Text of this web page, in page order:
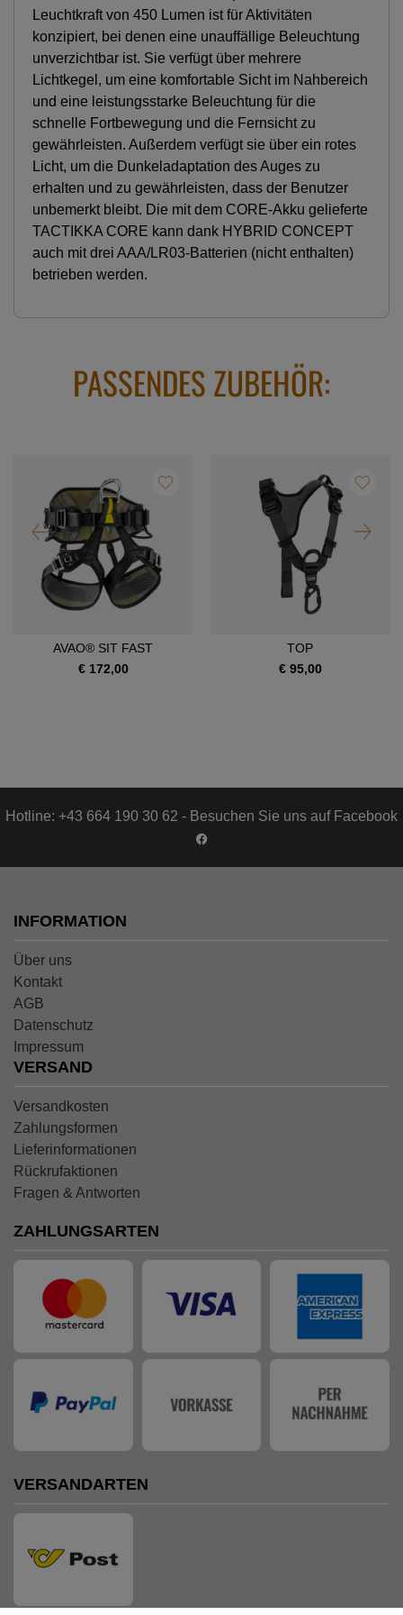
Leuchtkraft von 450 Lumen ist für Aktivitäten
konzipiert, bei denen eine unauffällige Beleuchtung
unverzichtbar ist. Sie verfügt über mehrere
Lichtkegel, um eine komfortable Sicht im Nahbereich
und eine leistungsstarke Beleuchtung für die
schnelle Fortbewegung und die Fernsicht zu
gewährleisten. Außerdem verfügt sie über ein rotes
Licht, um die Dunkeladaptation des Auges zu
erhalten und zu gewährleisten, dass der Benutzer
unbemerkt bleibt. Die mit dem CORE-Akku gelieferte
TACTIKKA CORE kann dank HYBRID CONCEPT
auch mit drei AAA/LR03-Batterien (nicht enthalten)
betrieben werden.
PASSENDES ZUBEHÖR:
AVAO® SIT FAST
€ 172,00
TOP
€ 95,00
Hotline: +43 664 190 30 62 - Besuchen Sie uns auf Facebook
INFORMATION
Über uns
Kontakt
AGB
Datenschutz
Impressum
VERSAND
Versandkosten
Zahlungsformen
Lieferinformationen
Rückrufaktionen
Fragen & Antworten
ZAHLUNGSARTEN
VERSANDARTEN